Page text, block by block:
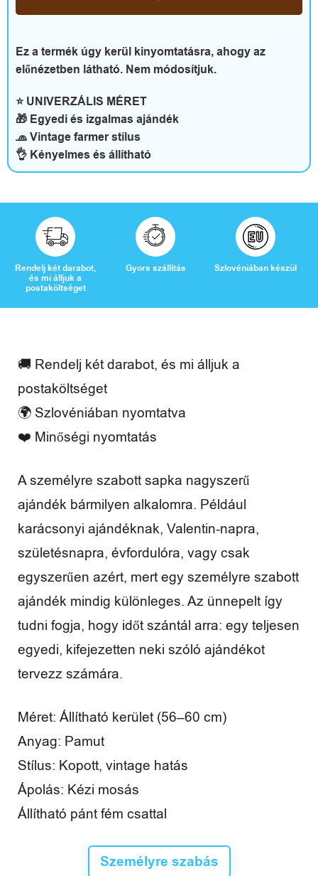
o
n
é
s
s
z
b
a
d
i
ő
V
l
e
m
é
n
y
e
k
Ez a termék úgy kerül kinyomtatásra, ahogy az
előnézetben látható. Nem módosítjuk.
⭐ UNIVERZÁLIS MÉRET
🎁 Egyedi és izgalmas ajándék
🧢 Vintage farmer stílus
👌 Kényelmes és állítható
Rendelj két darabot,
és mi álljuk a
postaköltséget
Gyors szállítás Szlovéniában készül
🚚 Rendelj két darabot, és mi álljuk a
postaköltséget
🌍 Szlovéniában nyomtatva
❤️ Minőségi nyomtatás
A személyre szabott sapka nagyszerű
ajándék bármilyen alkalomra. Például
karácsonyi ajándéknak, Valentin-napra,
születésnapra, évfordulóra, vagy csak
egyszerűen azért, mert egy személyre szabott
ajándék mindig különleges. Az ünnepelt így
tudni fogja, hogy időt szántál arra: egy teljesen
egyedi, kifejezetten neki szóló ajándékot
tervezz számára.
Méret: Állítható kerület (56–60 cm)
Anyag: Pamut
Stílus: Kopott, vintage hatás
Ápolás: Kézi mosás
Állítható pánt fém csattal
Személyre szabás